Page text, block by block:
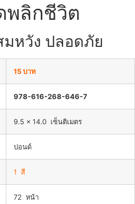
พลิกชีวิต
มหวัง ปลอดภัย
15 บาท
978-616-268-646-7
9.5 x 14.0 เซ็นติเมตร
ปอนด์
1 สี
72 หน้า